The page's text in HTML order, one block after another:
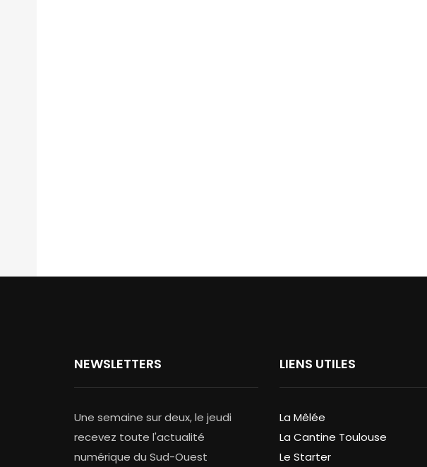
NEWSLETTERS
Une semaine sur deux, le jeudi
recevez toute l'actualité
numérique du Sud-Ouest
LIENS UTILES
La Mêlée
La Cantine Toulouse
Le Starter